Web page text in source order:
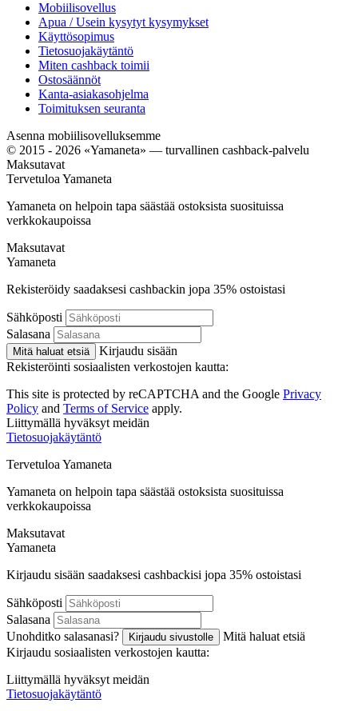
Mobiilisovellus
Apua / Usein kysytyt kysymykset
Käyttösopimus
Tietosuojakäytäntö
Miten cashback toimii
Ostosäännöt
Kanta-asiakasohjelma
Toimituksen seuranta
Asenna mobiilisovelluksemme
© 2015 - 2026 «Yamaneta» — turvallinen cashback-palvelu
Maksutavat
Tervetuloa Yamaneta
Yamaneta on helpoin tapa säästää ostoksista suosituissa
verkkokaupoissa
Maksutavat
Yamaneta
Rekisteröidy saadaksesi cashbackin jopa 35% ostoistasi
Sähköposti
Salasana
Mitä haluat etsiä
Kirjaudu sisään
Rekisteröinti sosiaalisten verkostojen kautta:
This site is protected by reCAPTCHA and the Google Privacy
Policy and Terms of Service apply.
Liittymällä hyväksyt meidän
Tietosuojakäytäntö
Tervetuloa Yamaneta
Yamaneta on helpoin tapa säästää ostoksista suosituissa
verkkokaupoissa
Maksutavat
Yamaneta
Kirjaudu sisään saadaksesi cashbackisi jopa 35% ostoistasi
Sähköposti
Salasana
Unohditko salasanasi?
Kirjaudu sivustolle
Mitä haluat etsiä
Kirjaudu sosiaalisten verkostojen kautta:
Liittymällä hyväksyt meidän
Tietosuojakäytäntö